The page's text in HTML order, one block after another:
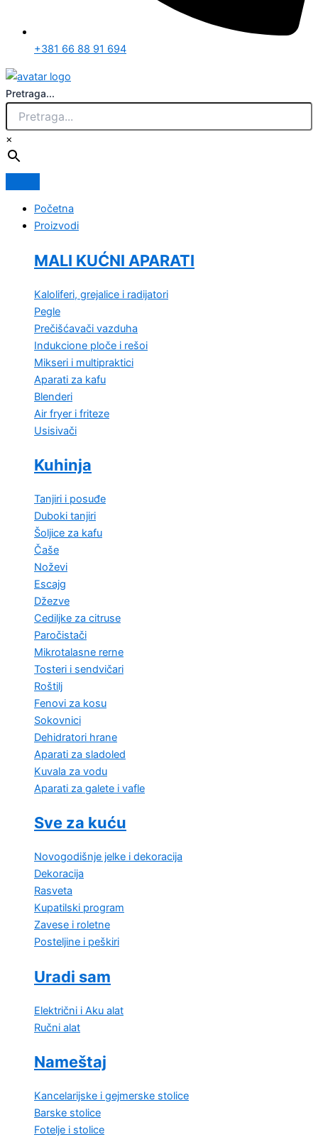
+381 66 88 91 694
Pretraga...
×
Početna
Proizvodi
MALI KUĆNI APARATI
Kaloliferi, grejalice i radijatori
Pegle
Prečišćavači vazduha
Indukcione ploče i rešoi
Mikseri i multipraktici
Aparati za kafu
Blenderi
Air fryer i friteze
Usisivači
Kuhinja
Tanjiri i posuđe
Duboki tanjiri
Šoljice za kafu
Čaše
Noževi
Escajg
Džezve
Cediljke za citruse
Paročistači
Mikrotalasne rerne
Tosteri i sendvičari
Roštilj
Fenovi za kosu
Sokovnici
Dehidratori hrane
Aparati za sladoled
Kuvala za vodu
Aparati za galete i vafle
Sve za kuću
Novogodišnje jelke i dekoracija
Dekoracija
Rasveta
Kupatilski program
Zavese i roletne
Posteljine i peškiri
Uradi sam
Električni i Aku alat
Ručni alat
Nameštaj
Kancelarijske i gejmerske stolice
Barske stolice
Fotelje i stolice